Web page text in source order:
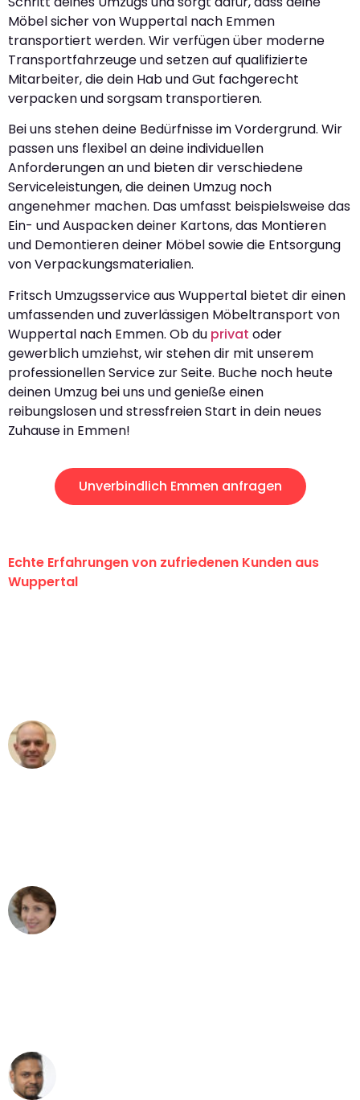
Möbel sicher von Wuppertal nach Emmen
transportiert werden. Wir verfügen über moderne
Transportfahrzeuge und setzen auf qualifizierte
Mitarbeiter, die dein Hab und Gut fachgerecht
verpacken und sorgsam transportieren.
Bei uns stehen deine Bedürfnisse im Vordergrund. Wir
passen uns flexibel an deine individuellen
Anforderungen an und bieten dir verschiedene
Serviceleistungen, die deinen Umzug noch
angenehmer machen. Das umfasst beispielsweise das
Ein- und Auspacken deiner Kartons, das Montieren
und Demontieren deiner Möbel sowie die Entsorgung
von Verpackungsmaterialien.
Fritsch Umzugsservice aus Wuppertal bietet dir einen
umfassenden und zuverlässigen Möbeltransport von
Wuppertal nach Emmen. Ob du privat oder
gewerblich umziehst, wir stehen dir mit unserem
professionellen Service zur Seite. Buche noch heute
deinen Umzug bei uns und genieße einen
reibungslosen und stressfreien Start in dein neues
Zuhause in Emmen!
Unverbindlich Emmen anfragen
Echte Erfahrungen von zufriedenen Kunden aus
Wuppertal